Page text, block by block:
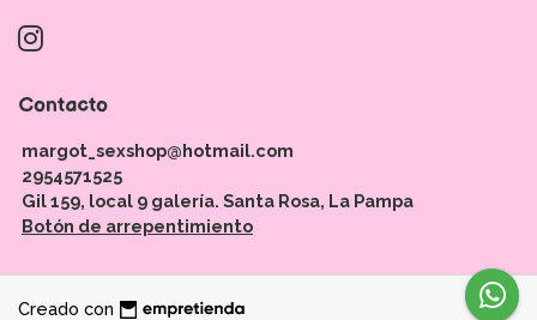
Contacto
margot_sexshop@hotmail.com
2954571525
Gil 159, local 9 galería. Santa Rosa, La Pampa
Botón de arrepentimiento
Creado con